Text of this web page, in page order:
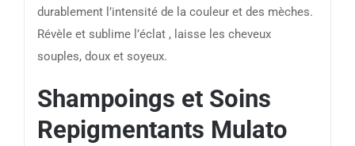
durablement l’intensité de la couleur et des mèches.
Révèle et sublime l’éclat , laisse les cheveux
souples, doux et soyeux.
Shampoings et Soins
Repigmentants Mulato